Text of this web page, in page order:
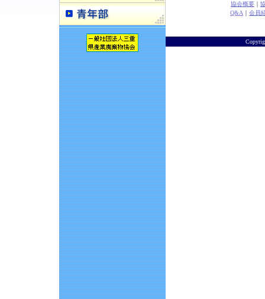
協会概要 ｜
Q&A ｜ 会員